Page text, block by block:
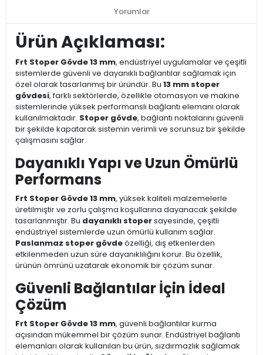
Yorumlar
Ürün Açıklaması:
Frt Stoper Gövde 13 mm, endüstriyel uygulamalar ve çeşitli
sistemlerde güvenli ve dayanıklı bağlantılar sağlamak için
özel olarak tasarlanmış bir üründür. Bu 13 mm stoper
gövdesi, farklı sektörlerde, özellikle otomasyon ve makine
sistemlerinde yüksek performanslı bağlantı elemanı olarak
kullanılmaktadır. Stoper gövde, bağlantı noktalarını güvenli
bir şekilde kapatarak sistemin verimli ve sorunsuz bir şekilde
çalışmasını sağlar.
Dayanıklı Yapı ve Uzun Ömürlü
Performans
Frt Stoper Gövde 13 mm, yüksek kaliteli malzemelerle
üretilmiştir ve zorlu çalışma koşullarına dayanacak şekilde
tasarlanmıştır. Bu dayanıklı stopersayesinde, çeşitli
endüstriyel sistemlerde uzun ömürlü kullanım sağlar.
Paslanmaz stoper gövdeözelliği, dış etkenlerden
etkilenmeden uzun süre dayanıklılığını korur. Bu özellik,
ürünün ömrünü uzatarak ekonomik bir çözüm sunar.
Güvenli Bağlantılar İçin İdeal
Çözüm
Frt Stoper Gövde 13 mm, güvenli bağlantılar kurma
açısından mükemmel bir çözüm sunar. Endüstriyel bağlantı
elemanları olarak kullanılan bu ürün, sızdırmazlık sağlamak